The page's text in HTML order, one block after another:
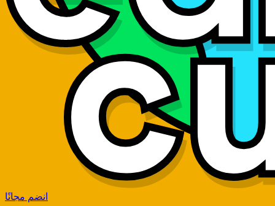
انضم مجانًا